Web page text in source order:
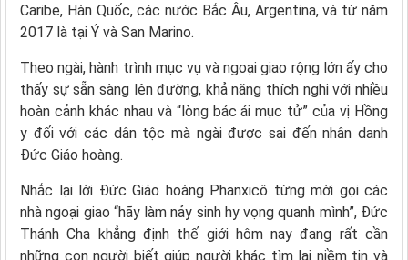
Caribe, Hàn Quốc, các nước Bắc Âu, Argentina, và từ năm
2017 là tại Ý và San Marino.
Theo ngài, hành trình mục vụ và ngoại giao rộng lớn ấy cho
thấy sự sẵn sàng lên đường, khả năng thích nghi với nhiều
hoàn cảnh khác nhau và “lòng bác ái mục tử” của vị Hồng
y đối với các dân tộc mà ngài được sai đến nhân danh
Đức Giáo hoàng.
Nhắc lại lời Đức Giáo hoàng Phanxicô từng mời gọi các
nhà ngoại giao “hãy làm nảy sinh hy vọng quanh mình”, Đức
Thánh Cha khẳng định thế giới hôm nay đang rất cần
những con người biết giúp người khác tìm lại niềm tin và